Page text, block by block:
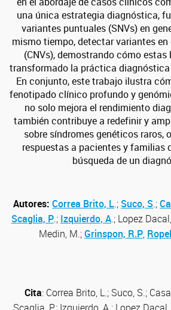
una única estrategia diagnóstica,
variantes puntuales (SNVs) en
mismo tiempo, detectar variantes
(CNVs), demostrando cómo
transformado la práctica
En conjunto, este trabajo ilustra
fenotipado clínico profundo y
no solo mejora el rendimiento
también contribuye a redefinir y
sobre síndromes genéticos raros,
respuestas a pacientes y familias
búsqueda de un
Autores:Correa Brito, L.; Suco, S.;
Scaglia, P.; Izquierdo, A.; Lopez
Medin, M.;Grinspon, R.P,
Cita: Correa Brito, L.; Suco, S.;